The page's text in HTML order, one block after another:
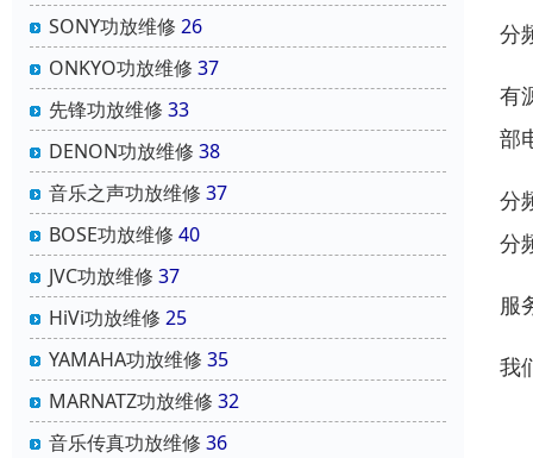
SONY功放维修 26
ONKYO功放维修 37
先锋功放维修 33
DENON功放维修 38
音乐之声功放维修 37
BOSE功放维修 40
JVC功放维修 37
HiVi功放维修 25
YAMAHA功放维修 35
MARNATZ功放维修 32
音乐传真功放维修 36
分
有
部
分
分
服
我